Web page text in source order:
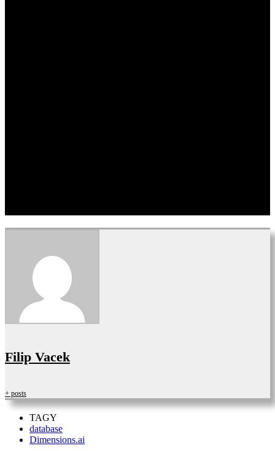
Filip Vacek
+ posts
TAGY
database
Dimensions.ai